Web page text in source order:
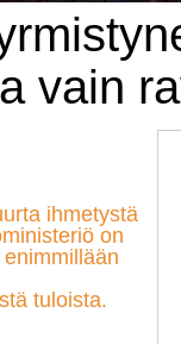
vain
ihmetystä
on
tuloista.